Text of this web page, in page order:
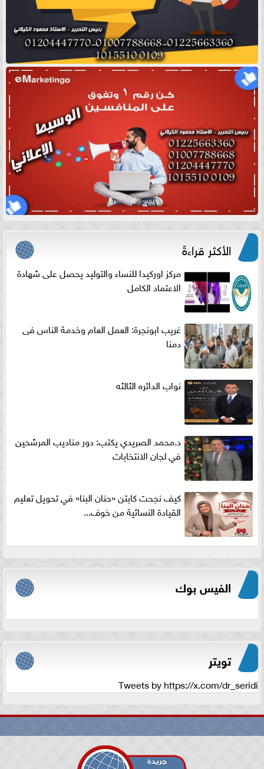
الأكثر قراءةً
مركز اوركيدا للنساء والتوليد يحصل على شهادة
الاعتماد الكامل
غريب ابونجرة: العمل العام وخدمة الناس فى
دمنا
نواب الدائره الثالثه
د.محمد الصريدي يكتب: دور مناديب المرشحين
في لجان الانتخابات
كيف نجحت كابتن «حنان البنا» في تحويل تعليم
القيادة النسائية من خوف...
الفيس بوك
تويتر
Tweets by https://x.com/dr_seridi